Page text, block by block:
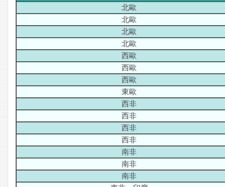
北歐
北歐
北歐
北歐
西歐
西歐
西歐
東歐
西非
西非
西非
西非
南非
南非
南非